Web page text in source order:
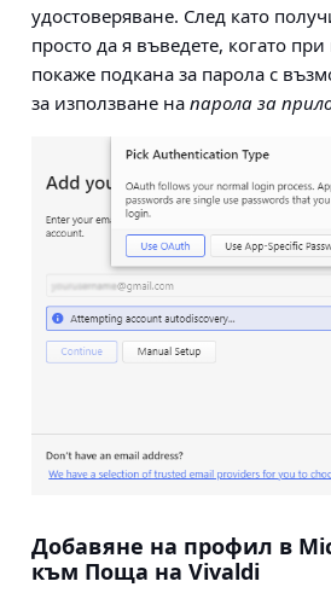
удостоверяване. След като
просто да я въведете, когато при
покаже подкана за парола с
за използване на парола за
Добавяне на профил в
към Поща на Vivaldi